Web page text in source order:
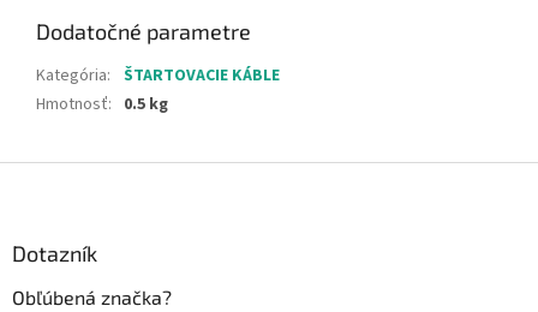
Dodatočné parametre
Kategória: ŠTARTOVACIE KÁBLE
Hmotnosť: 0.5 kg
Dotazník
Obľúbená značka?